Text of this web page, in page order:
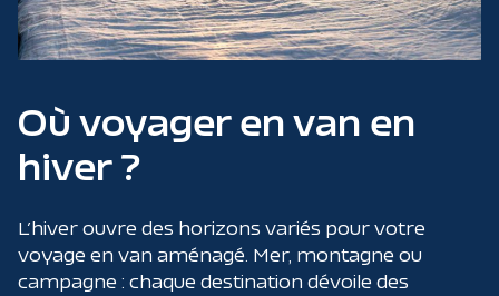
Où voyager en van en
hiver ?
L’hiver ouvre des horizons variés pour votre
voyage en van aménagé. Mer, montagne ou
campagne : chaque destination dévoile des